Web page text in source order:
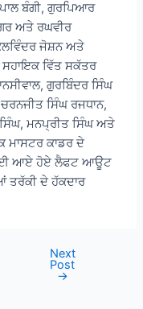
ਬੰਗੀ, ਗੁਰਪਿਆਰ
ਅਤੇ ਰਘਵੀਰ
ਜੋਸ਼ਨ ਅਤੇ
ਵਿੱਤ ਸਕੱਤਰ
ਗੁਰਬਿੰਦਰ ਸਿੰਘ
ਸਿੰਘ ਰਜਧਾਨ,
ਮਨਪ੍ਰੀਤ ਸਿੰਘ ਅਤੇ
ਮਾਸਟਰ ਕਾਡਰ ਦੇ
ਲਈ ਆਏ ਹੋਏ ਲੈਫਟ ਆਊਟ
ਤਰੱਕੀ ਦੇ ਹੱਕਦਾਰ
Next
Post
→